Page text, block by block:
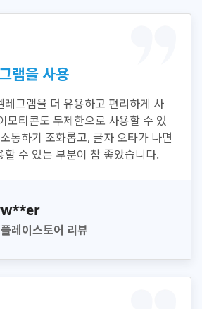
램을 사용
레그램을 더 유용하고 편리하게 사
모티콘도 무제한으로 사용할 수 있
통하기 조화롭고, 글자 오타가 나면
할 수 있는 부분이 참 좋았습니다.
레이스토어 리뷰